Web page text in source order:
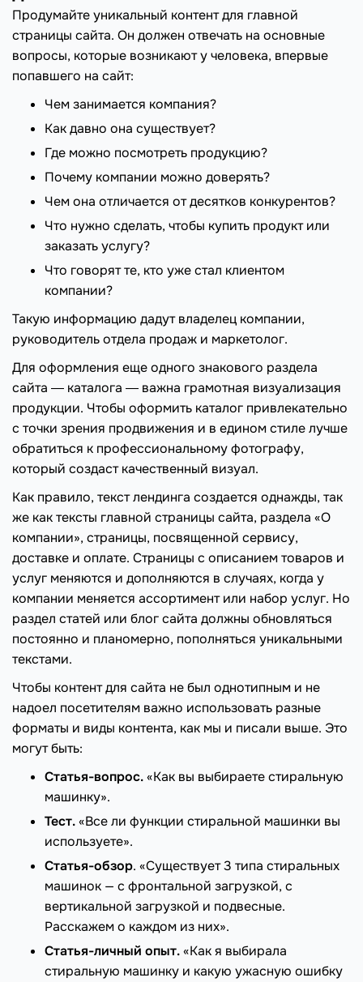
Продумайте уникальный контент для главной
страницы сайта. Он должен отвечать на основные
вопросы, которые возникают у человека, впервые
попавшего на сайт:
Чем занимается компания?
Как давно она существует?
Где можно посмотреть продукцию?
Почему компании можно доверять?
Чем она отличается от десятков конкурентов?
Что нужно сделать, чтобы купить продукт или
заказать услугу?
Что говорят те, кто уже стал клиентом
компании?
Такую информацию дадут владелец компании,
руководитель отдела продаж и маркетолог.
Для оформления еще одного знакового раздела
сайта ― каталога ― важна грамотная визуализация
продукции. Чтобы оформить каталог привлекательно
с точки зрения продвижения и в едином стиле лучше
обратиться к профессиональному фотографу,
который создаст качественный визуал.
Как правило, текст лендинга создается однажды, так
же как тексты главной страницы сайта, раздела «О
компании», страницы, посвященной сервису,
доставке и оплате. Страницы с описанием товаров и
услуг меняются и дополняются в случаях, когда у
компании меняется ассортимент или набор услуг. Но
раздел статей или блог сайта должны обновляться
постоянно и планомерно, пополняться уникальными
текстами.
Чтобы контент для сайта не был однотипным и не
надоел посетителям важно использовать разные
форматы и виды контента, как мы и писали выше. Это
могут быть:
Статья-вопрос.«Как вы выбираете стиральную
машинку».
Тест.«Все ли функции стиральной машинки вы
используете».
Статья-обзор. «Существует 3 типа стиральных
машинок — с фронтальной загрузкой, с
вертикальной загрузкой и подвесные.
Расскажем о каждом из них».
Статья-личный опыт.«Как я выбирала
стиральную машинку и какую ужасную ошибку